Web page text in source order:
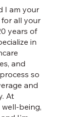
I am your
all your
years of
in
and
so
and
At
being,